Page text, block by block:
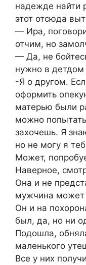
надежде найти
этот отсюда
— Ира,
отчим, но
— Да, не
нужно в детдом
-Я о другом.
оформить
матерью были
можно
захочешь. Я
но не могу я
Может,
Наверное,
Она и не
мужчина может
Он и на
был, да, но ни
Подошла,
маленького
Все у них